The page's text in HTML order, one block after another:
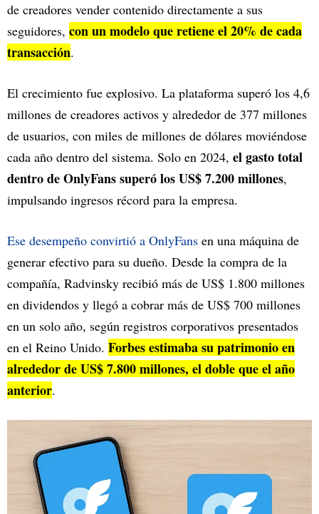
de creadores vender contenido directamente a sus
seguidores, con un modelo que retiene el 20% de cada
transacción.
El crecimiento fue explosivo. La plataforma superó los 4,6
millones de creadores activos y alrededor de 377 millones
de usuarios, con miles de millones de dólares moviéndose
cada año dentro del sistema. Solo en 2024, el gasto total
dentro de OnlyFans superó los US$ 7.200 millones,
impulsando ingresos récord para la empresa.
Ese desempeño convirtió a OnlyFans en una máquina de
generar efectivo para su dueño. Desde la compra de la
compañía, Radvinsky recibió más de US$ 1.800 millones
en dividendos y llegó a cobrar más de US$ 700 millones
en un solo año, según registros corporativos presentados
en el Reino Unido. Forbes estimaba su patrimonio en
alrededor de US$ 7.800 millones, el doble que el año
anterior.